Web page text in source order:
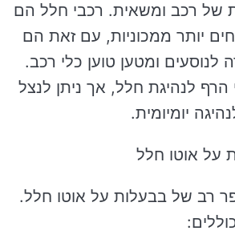
של רכב ומשאית. רכבי חלל הם
יותר ממכוניות, עם זאת הם
לנוסעים ומטען טוען כלי רכב.
לנהיגת חלל, אך ניתן לנצל
יומיומית.
רב של בבעלות על אוטו חלל.